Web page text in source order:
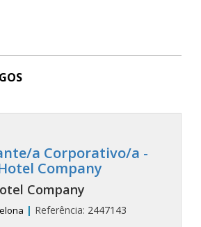
a Corporativo/a -
Company
Company
| Referência: 2447143